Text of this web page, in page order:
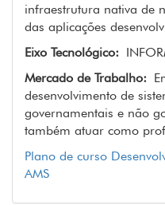
infraestrutura nativa de
das aplicações
Eixo Tecnológico:
Mercado de Trabalho:
desenvolvimento de
governamentais e não
também atuar como
Plano de curso
AMS